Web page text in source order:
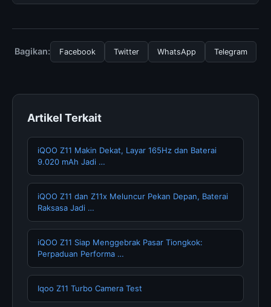
MENGGUNAKAN …, Anda bisa mengunjungi halaman
resmi kami secara berkala. Kami selalu memperbarui
Bagikan: Facebook Twitter WhatsApp Telegram
Artikel Terkait
iQOO Z11 Makin Dekat, Layar 165Hz dan Baterai
9.020 mAh Jadi …
iQOO Z11 dan Z11x Meluncur Pekan Depan, Baterai
Raksasa Jadi …
iQOO Z11 Siap Menggebrak Pasar Tiongkok:
Perpaduan Performa …
Iqoo Z11 Turbo Camera Test